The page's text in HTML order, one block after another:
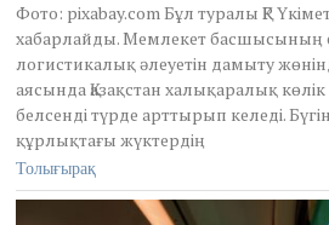
n
e
1
6
,
0
6
Фото: pixabay.com Бұл туралы ҚР
хабарлайды. Мемлекет басшысының
логистикалық әлеуетін дамыту
аясында Қазақстан халықаралық көлік
белсенді түрде арттырып келеді.
құрлықтағы жүктердің
Толығырақ